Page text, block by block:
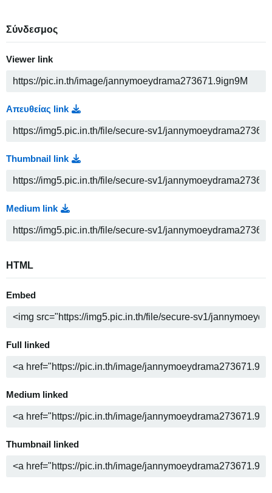
Σύνδεσμος
Viewer link
Απευθείας link
Thumbnail link
Medium link
HTML
Embed
Full linked
Medium linked
Thumbnail linked